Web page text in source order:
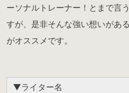
ーソナルトレーナー！とまで言
すが、是非そんな強い想いがあ
がオススメです。
▼ライター名